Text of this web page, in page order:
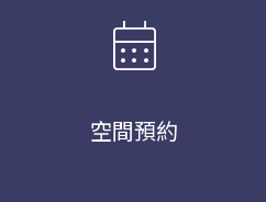
calendar_month
空間預約